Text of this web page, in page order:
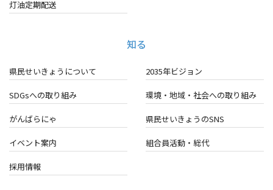
灯油定期配送
知る
県民せいきょうについて 2035年ビジョン
SDGsへの取り組み 環境・地域・ 社会への取り組み
がんばらにゃ 県民せいきょうのSNS
イベント案内 組合員活動・総代
採用情報